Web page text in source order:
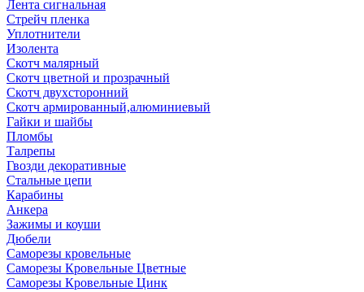
Лента сигнальная
Стрейч пленка
Уплотнители
Изолента
Скотч малярный
Скотч цветной и прозрачный
Скотч двухсторонний
Скотч армированный,алюминиевый
Гайки и шайбы
Пломбы
Талрепы
Гвозди декоративные
Стальные цепи
Карабины
Анкера
Зажимы и коуши
Дюбели
Саморезы кровельные
Саморезы Кровельные Цветные
Саморезы Кровельные Цинк